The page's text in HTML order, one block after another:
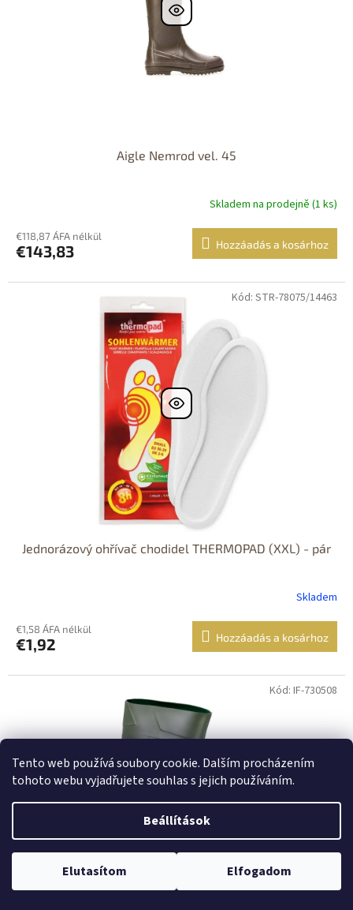
Tento web používá soubory cookie. Dalším procházením
tohoto webu vyjadřujete souhlas s jejich používáním.
Beállítások
Elutasítom Elfogadom
Aigle Nemrod vel. 45
Skladem na prodejně (1 ks)
€118,87 ÁFA nélkül
€143,83 Hozzáadás a kosárhoz
Jednorázový ohřívač chodidel THERMOPAD (XXL) - pár
Skladem
€1,58 ÁFA nélkül
€1,92 Hozzáadás a kosárhoz
Kód: STR-78075/14463
Kód: IF-730508